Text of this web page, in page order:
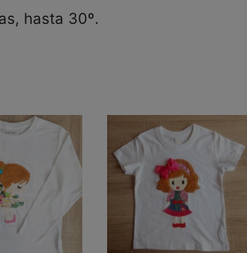
hasta 30º.